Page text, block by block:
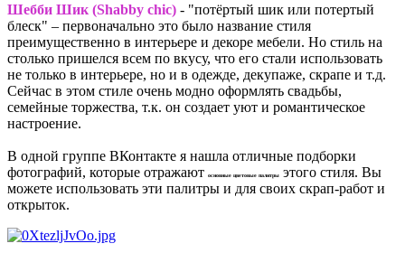
Шебби Шик (Shabby chic) - "потёртый шик или потертый
блеск" – первоначально это было название стиля
преимущественно в интерьере и декоре мебели. Но стиль на
столько пришелся всем по вкусу, что его стали использовать
не только в интерьере, но и в одежде, декупаже, скрапе и т.д.
Сейчас в этом стиле очень модно оформлять свадьбы,
семейные торжества, т.к. он создает уют и романтическое
настроение.
В одной группе ВКонтакте я нашла отличные подборки
фотографий, которые отражают
основные цветовые палитры
этого стиля. Вы
можете использовать эти палитры и для своих скрап-работ и
открыток.